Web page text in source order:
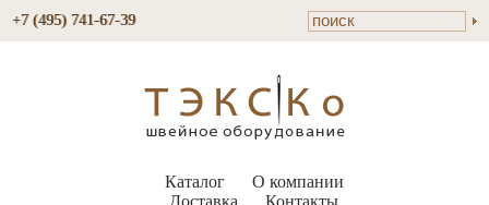
+7 (495) 741-67-39
Каталог
О компании
Доставка
Контакты